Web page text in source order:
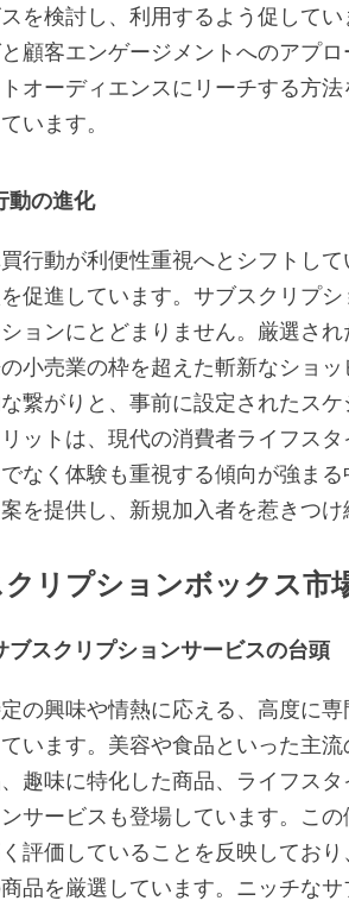
を検討し、利用するよう促して
顧客エンゲージメントへのアプ
オーディエンスにリーチする方
います。
動の進化
行動が利便性重視へとシフトし
促進しています。サブスクリプ
ョンにとどまりません。厳選さ
小売業の枠を超えた斬新なショ
繋がりと、事前に設定されたス
ットは、現代の消費者ライフスタ
なく体験も重視する傾向が強ま
を提供し、新規加入者を惹きつけ
リプションボックス市
ブスクリプションサービスの台頭
の興味や情熱に応える、高度に
います。美容や食品といった主
趣味に特化した商品、ライフス
サービスも登場しています。こ
評価していることを反映してお
品を厳選しています。ニッチな